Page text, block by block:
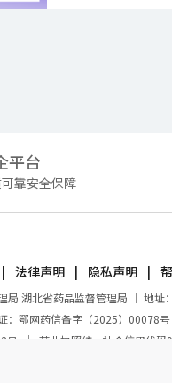
平台
靠安全保障
法律声明 隐私声明
局 湖北省药品监督管理局 ｜ 地
：鄂网药信备字（2025）00078号
号
｜ 营业执照统一社会信用代